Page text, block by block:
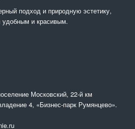
подход и природную эстетику,
удобным и красивым.
Московский, 22-й км
4, «Бизнес-парк Румянцево».